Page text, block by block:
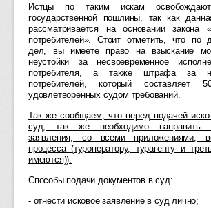
Истцы по таким искам
государственной пошлины, так как
рассматривается на основании
потребителей». Стоит отметить, что по
дел, вы имеете право на взыскание
неустойки за несвоевременное
потребителя, а также штрафа за
потребителей, который
удовлетворенных судом требований.
Так же сообщаем, что перед подачей
суд, так же необходимо направить
заявления, со всеми приложениями,
процесса (туроператору, турагенту и
имеются)).
Способы подачи документов в суд:
- отнести исковое заявление в суд лично;